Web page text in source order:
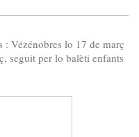
: Vézénobres lo 17 de març
seguit per lo balèti enfants